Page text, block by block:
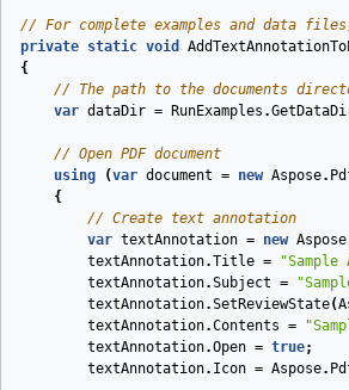
// For complete examples and data
private static void
{
// The path to the documents
var dataDir = RunExamples .
// Open PDF document
using
(var document = new Aspose.
{
// Create text annotation
var textAnnotation = new Aspose
textAnnotation.Title =
textAnnotation.Subject =
textAnnotation.SetReviewState(
textAnnotation.Contents =
textAnnotation.Open = true;
textAnnotation. Icon = Aspose.